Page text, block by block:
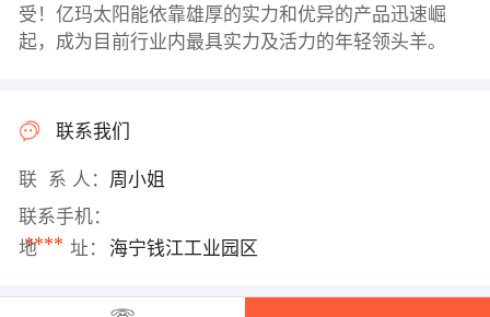
受！亿玛太阳能依靠雄厚的实力和优异的产品迅速崛
起，成为目前行业内最具实力及活力的年轻领头羊。
联系我们
联 系 人： 周小姐
联系手机：
****
地 址： 海宁钱江工业园区